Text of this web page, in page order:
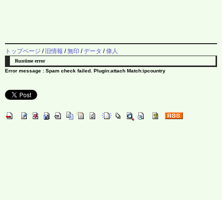
トップページ / 旧情報 /無印 /データ /偉人
Runtime error
Error message : Spam check failed. Plugin:attach Match:ipcountry